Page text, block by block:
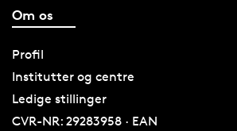
Om os
Profil
Institutter og centre
Ledige stillinger
CVR-NR: 29283958 · EAN